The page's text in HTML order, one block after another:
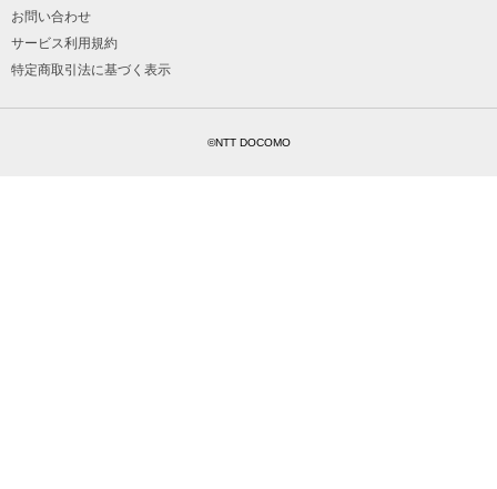
お問い合わせ
サービス利用規約
特定商取引法に基づく表示
©NTT DOCOMO